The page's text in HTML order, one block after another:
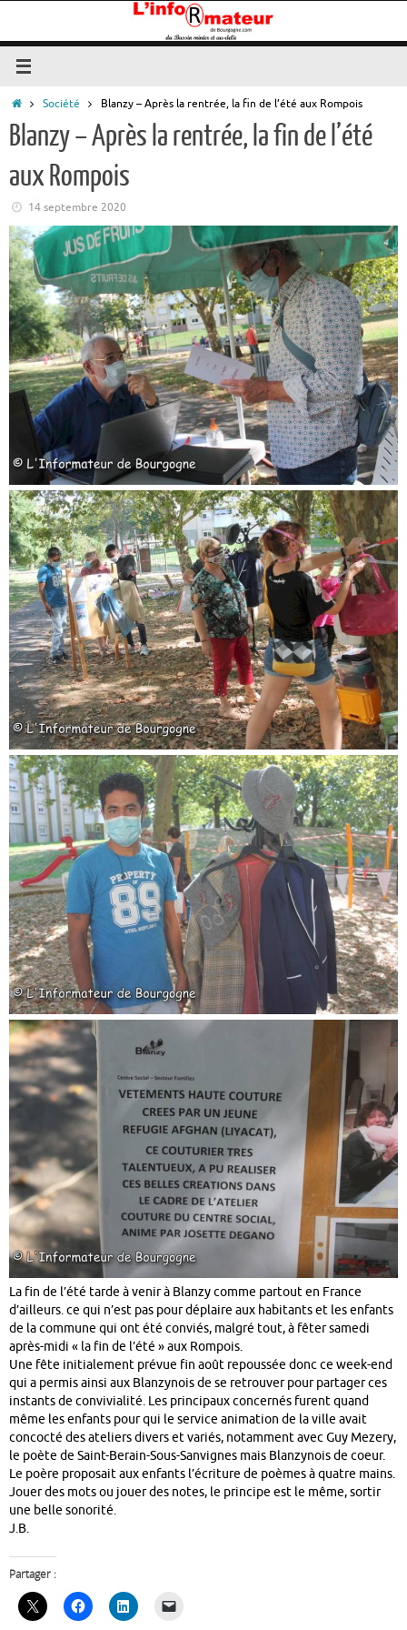
contenu
Accueil
Société Blanzy – Après la rentrée, la fin de l’été aux Rompois
Blanzy – Après la rentrée, la fin de l’été
aux Rompois
14 septembre 2020
La fin de l’été tarde à venir à Blanzy comme partout en France
d’ailleurs. ce qui n’est pas pour déplaire aux habitants et les enfants
de la commune qui ont été conviés, malgré tout, à fêter samedi
après-midi « la fin de l’été » aux Rompois.
Une fête initialement prévue fin août repoussée donc ce week-end
qui a permis ainsi aux Blanzynois de se retrouver pour partager ces
instants de convivialité. Les principaux concernés furent quand
même les enfants pour qui le service animation de la ville avait
concocté des ateliers divers et variés, notamment avec Guy Mezery,
le poète de Saint-Berain-Sous-Sanvignes mais Blanzynois de coeur.
Le poère proposait aux enfants l’écriture de poèmes à quatre mains.
Jouer des mots ou jouer des notes, le principe est le même, sortir
une belle sonorité.
J.B.
Partager :